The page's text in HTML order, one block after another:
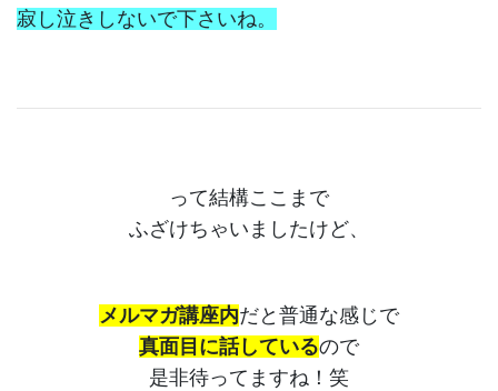
寂し泣きしないで下さいね。
って結構ここまで
ふざけちゃいましたけど、
メルマガ講座内だと普通な感じで
真面目に話しているので
是非待ってますね！笑